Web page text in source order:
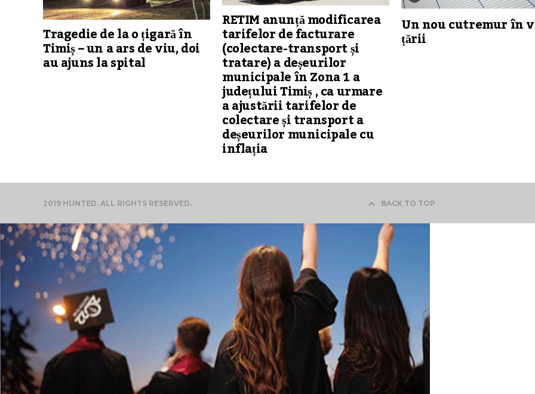
Tragedie de la o țigară în
Timiș – un a ars de viu, doi
au ajuns la spital
RETIM anunță modificarea
tarifelor de facturare
(colectare-transport și
tratare) a deșeurilor
municipale în Zona 1 a
județului Timiș , ca urmare
a ajustării tarifelor de
colectare și transport a
deșeurilor municipale cu
inflația
Un nou cutremur în
țării
2019 HUNTED. ALL RIGHTS RESERVED. BACK TO TOP